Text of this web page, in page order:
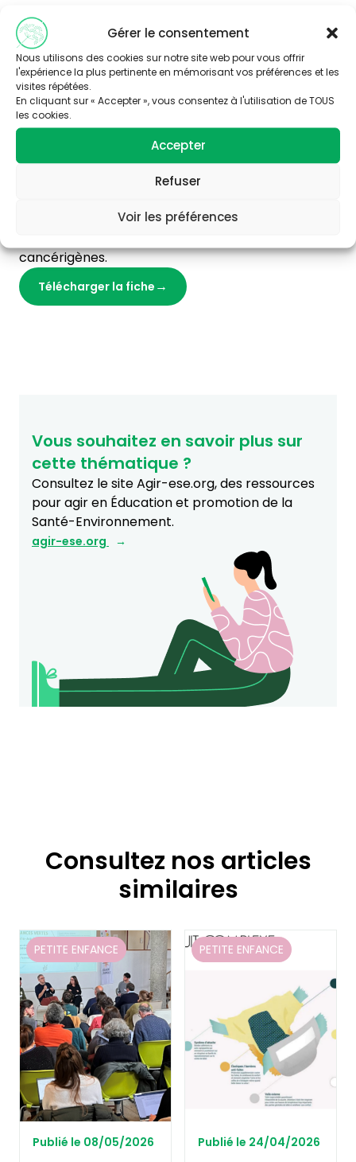
Gérer le consentement
Nous utilisons des cookies sur notre site web pour vous offrir
l'expérience la plus pertinente en mémorisant vos préférences et les
visites répétées.
En cliquant sur « Accepter », vous consentez à l'utilisation de TOUS
les cookies.
Accepter
Refuser
Voir les préférences
La fiche saniscore est un document à destination
des fournisseurs de produits de protection solaire
afin qu’ils auto-évaluent les produits proposés. Les
produits de leur catalogue doivent répondre à un
maximum des 10 critères présentés. L’ensemble
des critères ainsi évalués donnera une note sur 10
aux produits.
Dans cette fiche, plus technique, sont détaillés les
molécules indésirables comme les filtres UV
des ingrédients toxiques, des perturbateurs
cancérigènes.
Télécharger la fiche
Vous souhaitez en savoir plus sur
cette thématique ?
Consultez le site Agir-ese.org, des ressources
pour agir en Éducation et promotion de la
Santé-Environnement.
agir-ese.org
Consultez nos articles
similaires
PETITE ENFANCE
Publié le 08/05/2026
PETITE ENFANCE
Publié le 24/04/2026